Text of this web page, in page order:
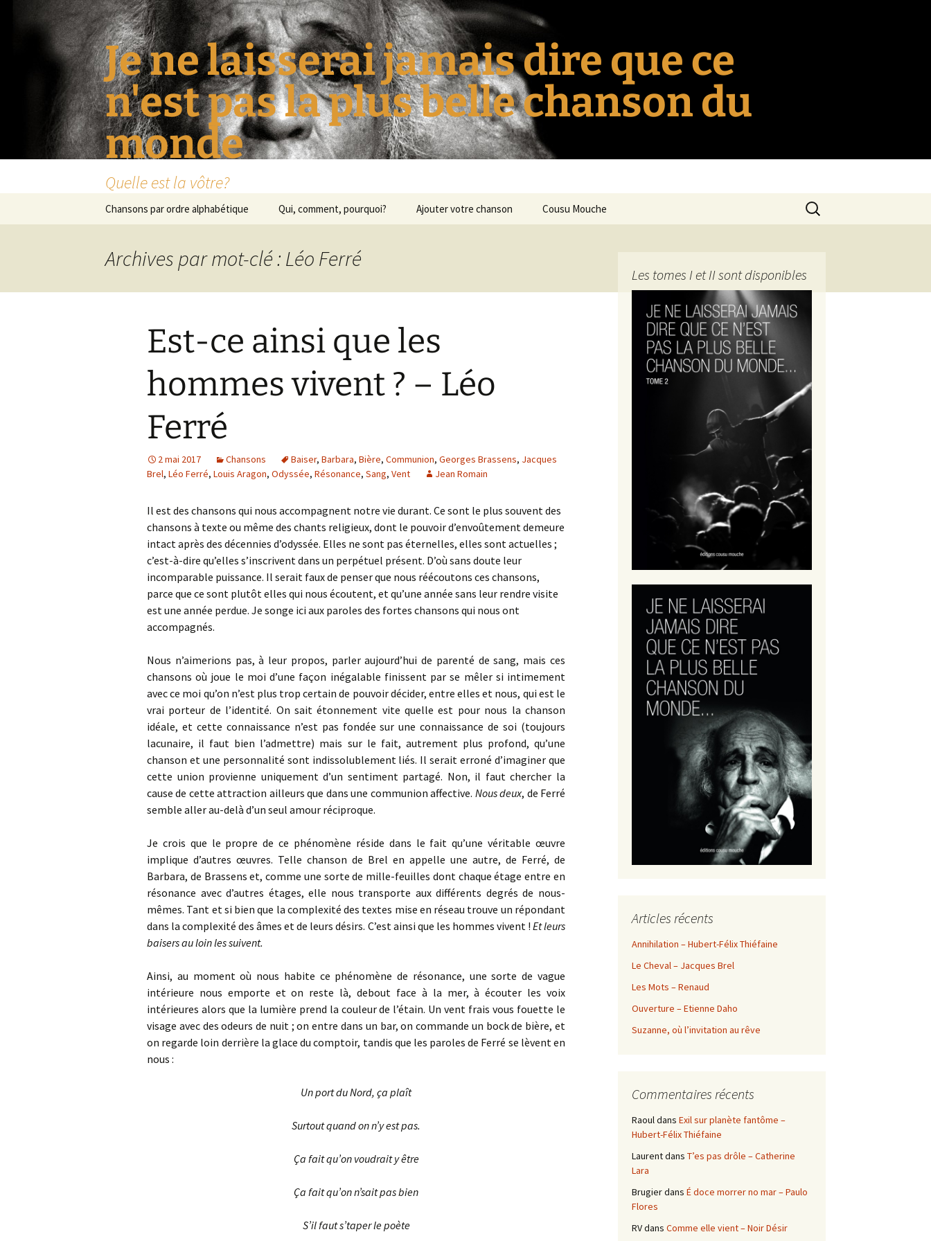
Je ne laisserai jamais dire que ce
n'est pas la plus belle chanson du
monde
Quelle est la vôtre?
Chansons par ordre alphabétique Qui, comment, pourquoi? Ajouter votre chanson Cousu Mouche
Rechercher :
Archives par mot-clé : Léo Ferré
Est-ce ainsi que les
hommes vivent ? – Léo
Ferré
2 mai 2017 Chansons Baiser, Barbara, Bière, Communion, Georges Brassens, Jacques
Brel, Léo Ferré, Louis Aragon, Odyssée, Résonance, Sang, Vent Jean Romain
Il est des chansons qui nous accompagnent notre vie durant. Ce sont le plus souvent des
chansons à texte ou même des chants religieux, dont le pouvoir d’envoûtement demeure
intact après des décennies d’odyssée. Elles ne sont pas éternelles, elles sont actuelles ;
c’est-à-dire qu’elles s’inscrivent dans un perpétuel présent. D’où sans doute leur
incomparable puissance. Il serait faux de penser que nous réécoutons ces chansons,
parce que ce sont plutôt elles qui nous écoutent, et qu’une année sans leur rendre visite
est une année perdue. Je songe ici aux paroles des fortes chansons qui nous ont
accompagnés.
Nous n’aimerions pas, à leur propos, parler aujourd’hui de parenté de sang, mais ces
chansons où joue le moi d’une façon inégalable finissent par se mêler si intimement
avec ce moi qu’on n’est plus trop certain de pouvoir décider, entre elles et nous, qui est le
vrai porteur de l’identité. On sait étonnement vite quelle est pour nous la chanson
idéale, et cette connaissance n’est pas fondée sur une connaissance de soi (toujours
lacunaire, il faut bien l’admettre) mais sur le fait, autrement plus profond, qu’une
chanson et une personnalité sont indissolublement liés. Il serait erroné d’imaginer que
cette union provienne uniquement d’un sentiment partagé. Non, il faut chercher la
cause de cette attraction ailleurs que dans une communion affective. Nous deux, de Ferré
semble aller au-delà d’un seul amour réciproque.
Je crois que le propre de ce phénomène réside dans le fait qu’une véritable œuvre
implique d’autres œuvres. Telle chanson de Brel en appelle une autre, de Ferré, de
Barbara, de Brassens et, comme une sorte de mille-feuilles dont chaque étage entre en
résonance avec d’autres étages, elle nous transporte aux différents degrés de nous-
mêmes. Tant et si bien que la complexité des textes mise en réseau trouve un répondant
dans la complexité des âmes et de leurs désirs. C’est ainsi que les hommes vivent ! Et leurs
baisers au loin les suivent.
Ainsi, au moment où nous habite ce phénomène de résonance, une sorte de vague
intérieure nous emporte et on reste là, debout face à la mer, à écouter les voix
intérieures alors que la lumière prend la couleur de l’étain. Un vent frais vous fouette le
visage avec des odeurs de nuit ; on entre dans un bar, on commande un bock de bière, et
on regarde loin derrière la glace du comptoir, tandis que les paroles de Ferré se lèvent en
nous :
Un port du Nord, ça plaît
Surtout quand on n’y est pas.
Ça fait qu’on voudrait y être
Ça fait qu’on n’sait pas bien
S’il faut s’taper le poète
Les tomes I et II sont disponibles
Articles récents
Annihilation – Hubert-Félix Thiéfaine
Le Cheval – Jacques Brel
Les Mots – Renaud
Ouverture – Etienne Daho
Suzanne, où l’invitation au rêve
Commentaires récents
Raouldans Exil sur planète fantôme –
Hubert-Félix Thiéfaine
Laurentdans T’es pas drôle – Catherine
Lara
Brugierdans É doce morrer no mar – Paulo
Flores
RVdans Comme elle vient – Noir Désir